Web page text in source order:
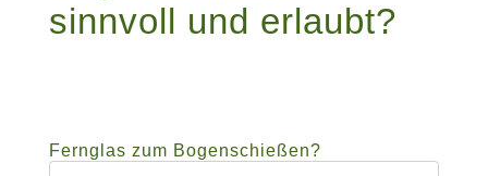
sinnvoll und erlaubt?
Fernglas zum Bogenschießen?